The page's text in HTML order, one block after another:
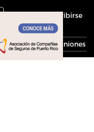
Inscribirse
Economía Opiniones